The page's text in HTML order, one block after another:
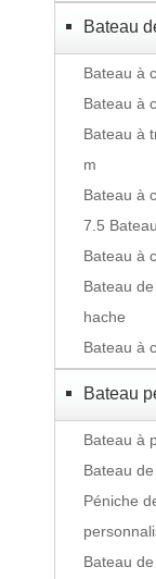
Bateau
Bateau à
Bateau à
Bateau à
m
Bateau à
7.5
Bateau à
Bateau
hache
Bateau à
Bateau
Bateau à
Bateau
Péniche
Bateau